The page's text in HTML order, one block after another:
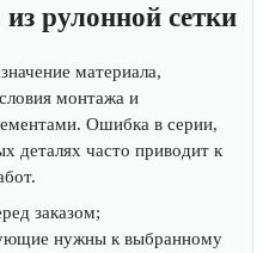
рулонной сетки
материала,
монтажа и
Ошибка в серии,
деталях часто приводит к
заказом;
нужны к выбранному